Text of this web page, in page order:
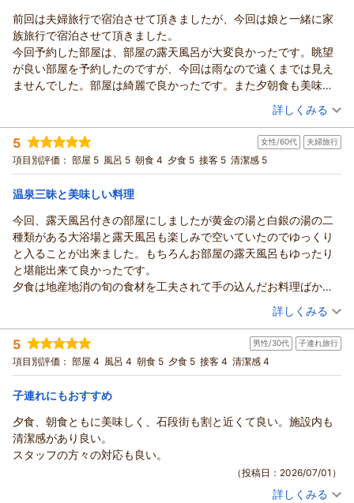
で
本当に最高の思い出になりました。」との過分なお言葉
本当にありがとうございます。
「また機会がありましたら宿泊させてもらいます。」との事
次回お会い出来る日を楽しみに日々精進して参ります。
あさみん様の又のお越しをスタッフ一同心よりお待ちしており
ホテ
ル松本楼
須
長 政幸
２階・８階黄金・白銀の温泉をお楽しみ下さり
料理長が厳選した四季折々の旬の食材を用いた
地産地消のお料理をお気に入り頂き
「お料理は朝夕ともに良かった。」
とのコメント、有り難いです。
対応も「スタッフの接客については、ストレスはなく
当館としてはとても嬉しく存じます。
まだまだ至らない点もございますがこれからも
お客様にご満足頂ける施設とサービスをご提供
出来ます様努めて参ります。
心よりお待ちしております。
ホテル松本楼
須長 政
幸
（返信日：2026/07/21）
【ホテル松本楼】やさしさとふれあいの温泉宿からの返信
ヒデ 様
先日は伊香保温泉の数ある旅館の中より
ホテル松本楼をお選び頂きまして
誠にありがとうございました。
ふれあい。」をコンセプトにおもてなしの心を
大切にしておりますので、黄金・白銀の温泉や
地産地消のお料理、接客をお気に入り頂き
「おもてなしの心が伝わり 気配り上手で
落ち着いてゆっくりできました。」とのお言葉
温泉付きのお部屋の設備もお褒め頂き
「部屋の湯船に冷めないようにと
蓋を設置してるのに感心しました。」とのコメント
有り難いです。
駐車場は何か所か有り、到着時間や当日の
道路を挟んだ所にご用意しております。
次回も是非ご利用下さいませ。
ヒデ様の又のお越しをスタッフ一同
心よりお待ちしております。
ホテル松本楼
須長 政
幸
前回は夫婦旅行で宿泊させて頂きましたが、今回は娘と一緒に家
族旅行で宿泊させて頂きました。
今回予約した部屋は、部屋の露天風呂が大変良かったです。眺望
が良い部屋を予約したのですが、今回は雨なので遠くまでは見え
ませんでした。部屋は綺麗で良かったです。また夕朝食も美味し
右上下麻痺なのですが、スタッフさんも色々対応して頂きありが
とうございました。
また機会があれば宿泊させて頂きたいと思います。
（投稿日：2026/07/07）
宿泊時期： 2026年07月宿泊 (家族旅行)
投稿者： 上さまさん
宿泊プラン： ■スタンダード会席■群馬の食材盛りだくさん♪『地産地消の旬
の恵み』 心と身体を整えるリトリート時間
和洋室 朝・夕
宿泊価格帯： 30,001円以上(大人一人あたり/税込)
【ホテル松本楼】やさしさとふれあいの温泉宿からの返信
上さま 様
先日も伊香保温泉のホテル松本楼を
ご利用頂きまして誠に有り難うございました。
露天風呂付きのお部屋をご予約頂き、温泉や
良かったです。」とのコメント、当日」はあいにくの雨で
眺望は望めなかったようですが
お喜び頂けた様で何よりでございます。
料理長が厳選した四季折々の旬の食材を用いた
地産地消のお料理もお褒め頂き「夕朝食も美味しく
接客もお気に入り頂き「 また機会があれば
宿泊させて頂きたいと思います」との事
次回上さま様にお会い出来る日を楽しみに
詳しくみる
5 女性/60代 夫婦旅行
項目別評価： 部屋 5 風呂 5 朝食 4 夕食 5 接客 5 清潔感 5
温泉三昧と美味しい料理
今回、露天風呂付きの部屋にしましたが黄金の湯と白銀の湯の二
種類がある大浴場と露天風呂も楽しみで空いていたのでゆっくり
と入ることが出来ました。もちろんお部屋の露天風呂もゆったり
と堪能出来て良かったです。
夕食は地産地消の旬の食材を工夫されて手の込んだお料理ばかり
でどれも美味しかったです。機会がありましたら違う季節のお料
理も食べに伺いたいと思いました。朝食も美味しく頂きました。
お部屋や館内も清潔感があり、スタッフの皆様も温かい接客をさ
れていて癒やされました。
泊まって良かったです。
（投稿日：2026/07/02）
宿泊時期： 2026年06月宿泊 (夫婦旅行)
投稿者： マヨママさん
宿泊プラン： 【泊まって良かった宿大賞受賞☆記念プラン】スタンダード会
席が料金そのまま＜グレードアップ会席＞に！
和洋室 朝・夕
宿泊価格帯： 30,001円以上(大人一人あたり/税込)
【ホテル松本楼】やさしさとふれあいの温泉宿からの返信
マヨママ 様
先日は伊香保温泉の数ある旅館の中より
詳しくみる
5 男性/30代 子連れ旅行
項目別評価： 部屋 4 風呂 4 朝食 5 夕食 5 接客 4 清潔感 4
子連れにもおすすめ
夕食、朝食ともに美味しく、石段街も割と近くて良い。施設内も
清潔感があり良い。
スタッフの方々の対応も良い。
（投稿日：2026/07/01）
詳しくみる